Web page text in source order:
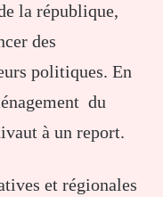
la république,
des
politiques. En
du
à un report.
et régionales